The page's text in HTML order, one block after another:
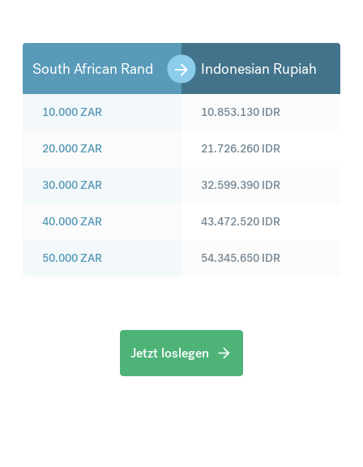
South African Rand Indonesian Rupiah
10.000ZAR
20.000ZAR
30.000ZAR
40.000ZAR
50.000ZAR
10.853.130 IDR
21.726.260 IDR
32.599.390 IDR
43.472.520 IDR
54.345.650 IDR
Jetzt loslegen